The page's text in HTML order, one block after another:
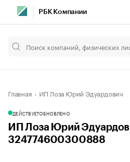
РБК Компании
Главная ИП Лоза Юрий Эдуардович
ДЕЙСТВУЕТОБНОВЛЕНО
ИП Лоза Юрий
324774600300888